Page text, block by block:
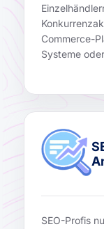
Commerce-
Systeme
SEO-Profis